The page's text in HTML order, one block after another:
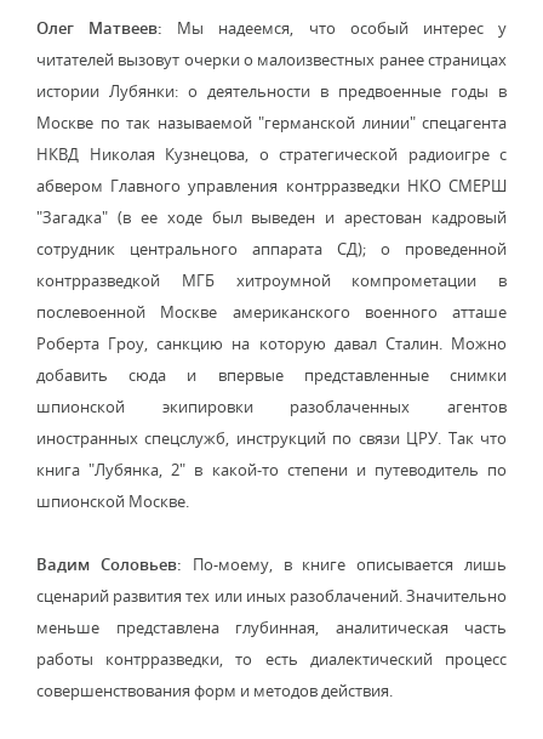
Олег Матвеев: Мы надеемся, что особый интерес у
читателей вызовут очерки о малоизвестных ранее страницах
истории Лубянки: о деятельности в предвоенные годы в
Москве по так называемой "германской линии" спецагента
НКВД Николая Кузнецова, о стратегической радиоигре с
абвером Главного управления контрразведки НКО СМЕРШ
"Загадка" (в ее ходе был выведен и арестован кадровый
сотрудник центрального аппарата СД); о проведенной
контрразведкой МГБ хитроумной компрометации в
послевоенной Москве американского военного атташе
Роберта Гроу, санкцию на которую давал Сталин. Можно
добавить сюда и впервые представленные снимки
шпионской экипировки разоблаченных агентов
иностранных спецслужб, инструкций по связи ЦРУ. Так что
книга "Лубянка, 2" в какой-то степени и путеводитель по
шпионской Москве.
Вадим Соловьев: По-моему, в книге описывается лишь
сценарий развития тех или иных paзоблачений. Значительно
меньше представлена глубинная, аналитическая часть
работы контрразведки, то есть диалектический процесс
совершенствования форм и методов действия.